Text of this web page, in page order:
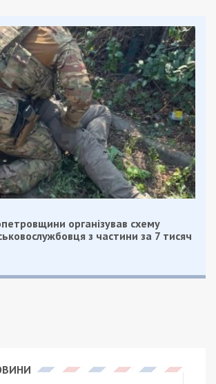
організував схему
з частини за 7 тисяч